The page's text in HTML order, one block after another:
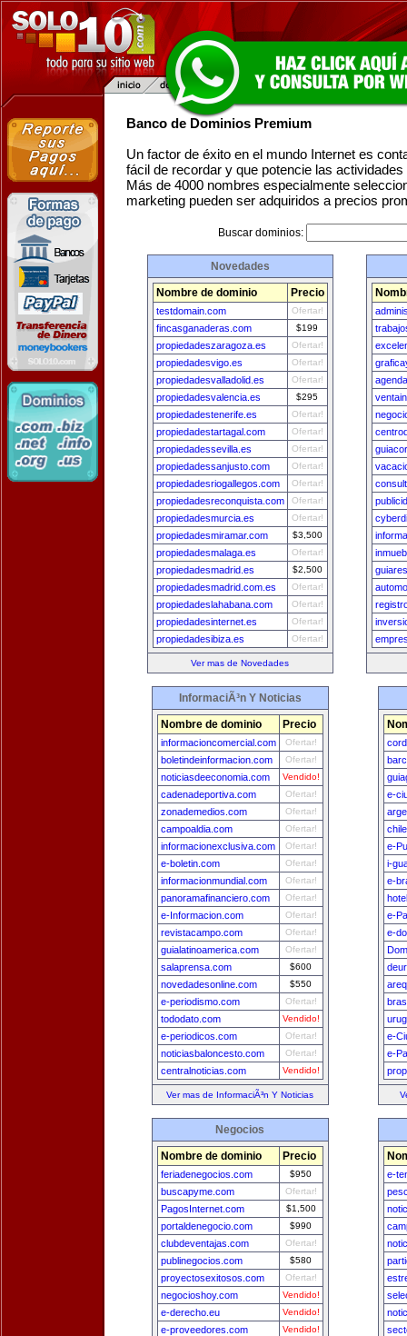
Banco de Dominios Premium
Un factor de éxito en el mundo Internet es
fácil de recordar y que potencie las
Más de 4000 nombres especialmente
marketing pueden ser adquiridos a precios
Buscar dominios:
Novedades
Nombre de dominio Precio
testdomain.com Ofertar!
fincasganaderas.com $199
propiedadeszaragoza.es Ofertar!
propiedadesvigo.es Ofertar!
propiedadesvalladolid.es Ofertar!
propiedadesvalencia.es $295
propiedadestenerife.es Ofertar!
propiedadestartagal.com Ofertar!
propiedadessevilla.es Ofertar!
propiedadessanjusto.com Ofertar!
propiedadesriogallegos.com Ofertar!
propiedadesreconquista.com Ofertar!
propiedadesmurcia.es Ofertar!
propiedadesmiramar.com $3,500
propiedadesmalaga.es Ofertar!
propiedadesmadrid.es $2,500
propiedadesmadrid.com.es Ofertar!
propiedadeslahabana.com Ofertar!
propiedadesinternet.es Ofertar!
propiedadesibiza.es Ofertar!
Ver mas de Novedades
InformaciÃ³n Y Noticias
Nombre de dominio Precio
informacioncomercial.com Ofertar!
boletindeinformacion.com Ofertar!
noticiasdeeconomia.com Vendido!
cadenadeportiva.com Ofertar!
zonademedios.com Ofertar!
campoaldia.com Ofertar!
informacionexclusiva.com Ofertar!
e-boletin.com Ofertar!
informacionmundial.com Ofertar!
panoramafinanciero.com Ofertar!
e-Informacion.com Ofertar!
revistacampo.com Ofertar!
guialatinoamerica.com Ofertar!
salaprensa.com $600
novedadesonline.com $550
e-periodismo.com Ofertar!
tododato.com Vendido!
e-periodicos.com Ofertar!
noticiasbaloncesto.com Ofertar!
centralnoticias.com Vendido!
Ver mas de InformaciÃ³n Y Noticias
e-
e-
i-
e-
e-
e-
e-
e-
Negocios
Nombre de dominio Precio
feriadenegocios.com $950
buscapyme.com Ofertar!
PagosInternet.com $1,500
portaldenegocio.com $990
clubdeventajas.com Ofertar!
publinegocios.com $580
proyectosexitosos.com Ofertar!
negocioshoy.com Vendido!
e-derecho.eu Vendido!
e-proveedores.com Vendido!
e-